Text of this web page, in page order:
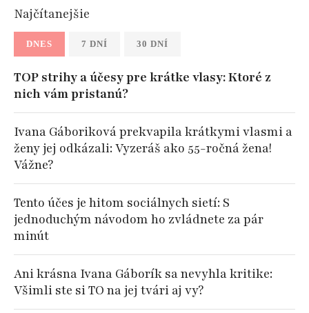
Najčítanejšie
DNES 7 DNÍ 30 DNÍ
TOP strihy a účesy pre krátke vlasy: Ktoré z
nich vám pristanú?
Ivana Gáboriková prekvapila krátkymi vlasmi a
ženy jej odkázali: Vyzeráš ako 55-ročná žena!
Vážne?
Tento účes je hitom sociálnych sietí: S
jednoduchým návodom ho zvládnete za pár
minút
Ani krásna Ivana Gáborík sa nevyhla kritike:
Všimli ste si TO na jej tvári aj vy?